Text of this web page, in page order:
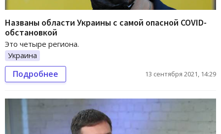
Названы области Украины с самой опасной COVID-
обстановкой
Это четыре региона.
Украина
Подробнее 13 сентября 2021, 14:29